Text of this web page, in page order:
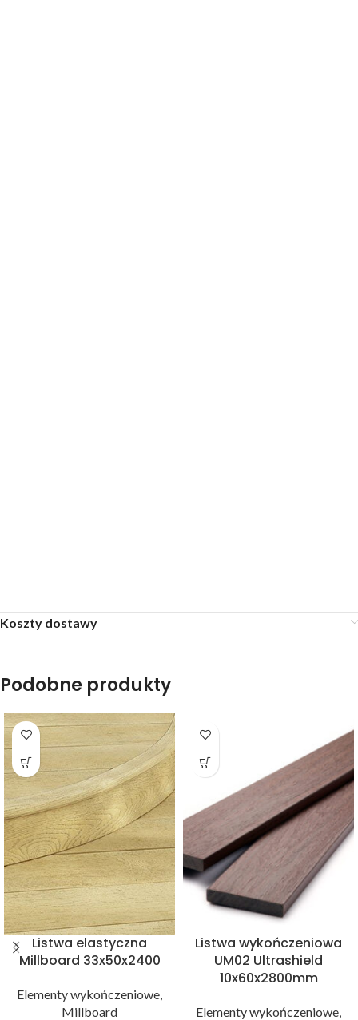
Koszty dostawy
Podobne produkty
Listwa elastyczna
Millboard 33x50x2400
Elementy wykończeniowe
Millboard
Listwa wykończeniowa
UM02 Ultrashield
10x60x2800mm
Elementy wykończeniowe